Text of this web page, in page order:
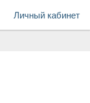
Личный кабинет